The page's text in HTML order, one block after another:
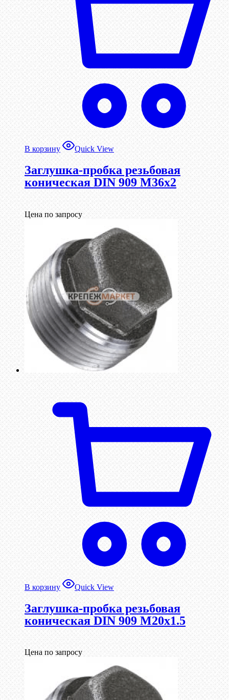
В корзину Quick View
Заглушка-пробка резьбовая
коническая DIN 909 М36х2
Цена по запросу
В корзину Quick View
Заглушка-пробка резьбовая
коническая DIN 909 М20х1.5
Цена по запросу